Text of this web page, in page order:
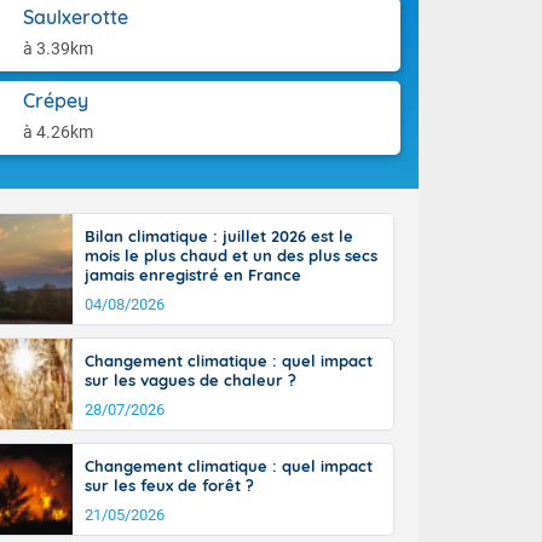
Saulxerotte
à 3.39km
Crépey
à 4.26km
de-
sont
sont
un peu
du pays,
est le
salve
de bons
vent,
les deux
entre 11
sur les
l'intérieur
vallée de
Bilan climatique : juillet 2026 est le
mois le plus chaud et un des plus secs
jamais enregistré en France
04/08/2026
Changement climatique : quel impact
sur les vagues de chaleur ?
28/07/2026
Changement climatique : quel impact
sur les feux de forêt ?
21/05/2026